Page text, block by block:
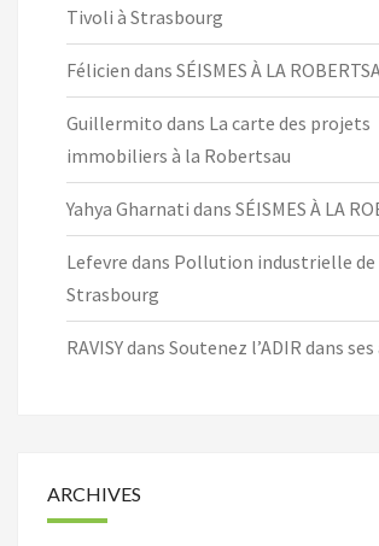
Tivoli à Strasbourg
Félicien dans SÉISMES À LA
Guillermito dans La carte des projets
immobiliers à la Robertsau
Yahya Gharnati dans SÉISMES À LA
Lefevre dans Pollution industrielle de
Strasbourg
RAVISYdans Soutenez l’ADIR dans
ARCHIVES